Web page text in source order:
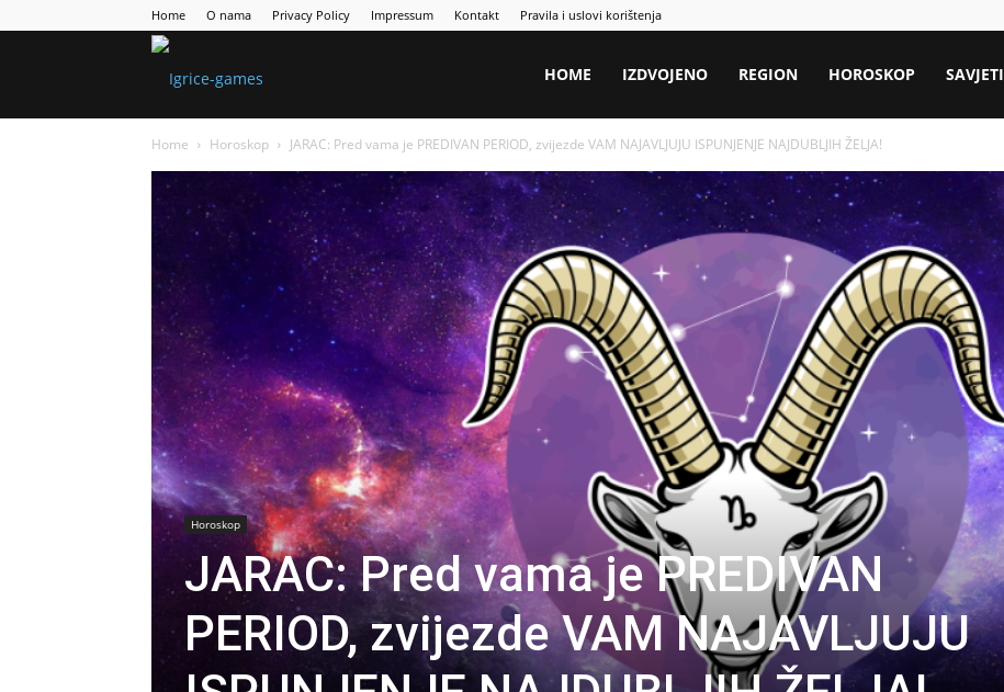
Home O nama Privacy Policy Impressum Kontakt Pravila i uslovi korištenja
HOME IZDVOJENO REGION HOROSKOP SAVJETI
Home Horoskop JARAC: Pred vama je PREDIVAN PERIOD, zvijezde VAM NAJAVLJUJU ISPUNJENJE NAJDUBLJIH ŽELJA!
Horoskop
JARAC: Pred vama je PREDIVAN
PERIOD, zvijezde VAM NAJAVLJUJU